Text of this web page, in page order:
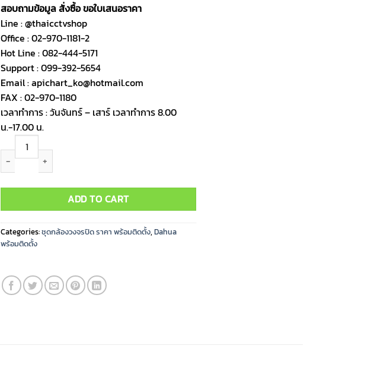
สอบถามข้อมูล สั่งซื้อ ขอใบเสนอราคา
Line : @thaicctvshop
Office : 02-970-1181-2
Hot Line : 082-444-5171
Support : 099-392-5654
Email : apichart_ko@hotmail.com
FAX : 02-970-1180
เวลาทำการ : วันจันทร์ – เสาร์ เวลาทำการ 8.00
น.-17.00 น.
ชุดกล้องวงจรปิด Dahua 16ตัว ราคา ติดตั้ง (4ล้านพิกเซล) quantity
ADD TO CART
Categories:ชุดกล้องวงจรปิด ราคา พร้อมติดตั้ง, Dahua
พร้อมติดตั้ง